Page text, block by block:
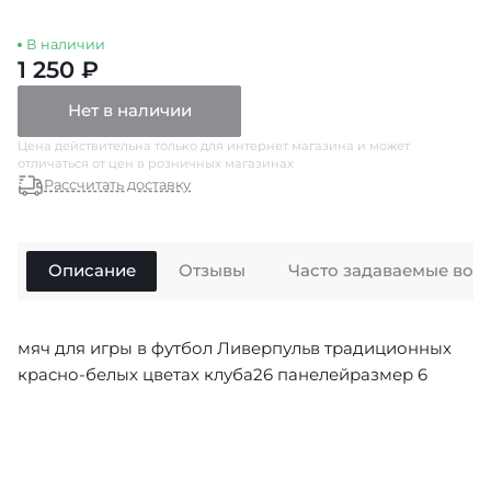
В наличии
1 250 ₽
Нет в наличии
Цена действительна только для интернет магазина и может
отличаться от цен в розничных магазинах
Рассчитать доставку
Описание
мяч для игры в футбол Ливерпульв традиционных
красно-белых цветах клуба26 панелейразмер 6
Отзывы Часто задаваемые